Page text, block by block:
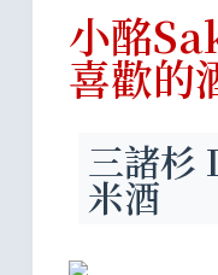
小酩
喜歡的
三諸杉
米酒